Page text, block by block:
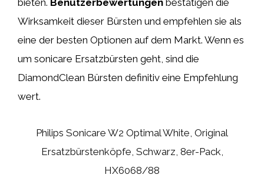
Wirksamkeit dieser Bürsten und empfehlen sie als
eine der besten Optionen auf dem Markt. Wenn es
um sonicare Ersatzbürsten geht, sind die
DiamondClean Bürsten definitiv eine Empfehlung
wert.
Philips Sonicare W2 Optimal White, Original
Ersatzbürstenköpfe, Schwarz, 8er-Pack,
HX6068/88